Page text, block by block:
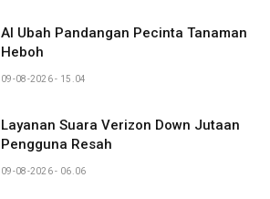
AI Ubah Pandangan Pecinta Tanaman
Heboh
09-08-2026 - 15.04
Layanan Suara Verizon Down Jutaan
Pengguna Resah
09-08-2026 - 06.06